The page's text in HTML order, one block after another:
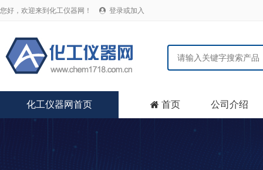
您好，欢迎来到化工仪器网！  登录或加入
化工仪器网首页  首页 公司介绍